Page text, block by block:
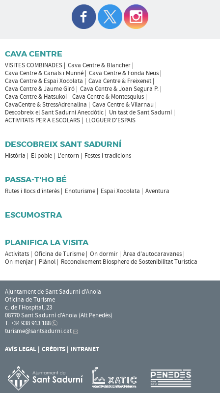
CAVA CENTRE
VISITES COMBINADES
Cava Centre & Blancher
Cava Centre & Canals i Munné
Cava Centre & Fonda Neus
Cava Centre & Espai Xocolata
Cava Centre & Freixenet
Cava Centre & Jaume Giró
Cava Centre & Joan Segura P.
Cava Centre & Hatsukoi
Cava Centre & Montesquius
CavaCentre & StressAdrenalina
Cava Centre & Vilarnau
Descobreix el Sant Sadurní Anecdòtic
Un tast de Sant Sadurní
ACTIVITATS PER A ESCOLARS
LLOGUER D'ESPAIS
DESCOBREIX SANT SADURNÍ
Història El poble L'entorn Festes i tradicions
PASSA-T'HO BÉ
Rutes i llocs d'interès Enoturisme Espai Xocolata Aventura
ESCUMOSTRA
PLANIFICA LA VISITA
Activitats Oficina de Turisme On dormir
Àrea d'autocaravanes
On menjar
Plànol Reconeixement Biosphere de Sostenibilitat Turística
Ajuntament de Sant Sadurní d'Anoia
Oficina de Turisme
c. de l'Hospital, 23
08770 Sant Sadurní d'Anoia (Alt Penedès)
T. +34 938 913 188
turisme@santsadurni.cat
AVÍS LEGAL CRÈDITS INTRANET